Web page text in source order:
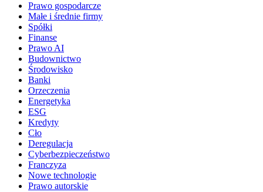
Prawo gospodarcze
Małe i średnie firmy
Spółki
Finanse
Prawo AI
Budownictwo
Środowisko
Banki
Orzeczenia
Energetyka
ESG
Kredyty
Cło
Deregulacja
Cyberbezpieczeństwo
Franczyza
Nowe technologie
Prawo autorskie